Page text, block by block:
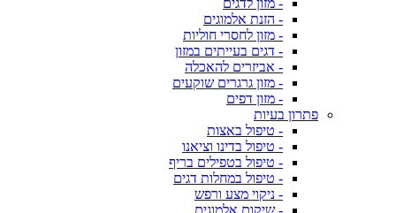
- מזון לדגים
- הזנת אלמוגים
- מזון לחסרי חוליות
- דגים בעייתים במזון
- אביזרים להאכלה
- מזון גרגרים שוקעים
- מזון דפים
פתרון בעיות
- טיפול באצות
- טיפול בדינו וציאנו
- טיפול בטפילים בריף
- טיפול במחלות דגים
- ניקוי מצע ורפש
- שיקום אלמוגים